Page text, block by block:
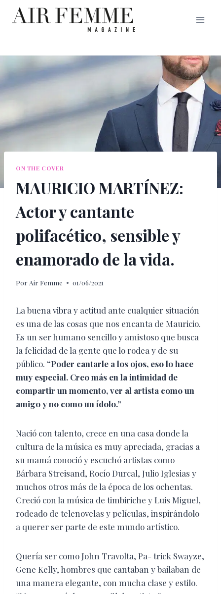
Saltar
ON THE COVER
MAURICIO MARTÍNEZ:
Actor y cantante
polifacético, sensible y
enamorado de la vida.
Por Air Femme 01/06/2021
La buena vibra y actitud ante cualquier situación
es una de las cosas que nos encanta de Mauricio.
Es un ser humano sencillo y amistoso que busca
la felicidad de la gente que lo rodea y de su
público. “Poder cantarle a los ojos, eso lo hace
muy especial. Creo más en la intimidad de
compartir un momento, ver al artista como un
amigo y no como un ídolo.”
Nació con talento, crece en una casa donde la
cultura de la música es muy apreciada, gracias a
su mamá conoció y escuchó artistas como
Bárbara Streisand, Rocío Durcal, Julio Iglesias y
muchos otros más de la época de los ochentas.
Creció con la música de timbiriche y Luis Miguel,
rodeado de telenovelas y películas, inspirándolo
a querer ser parte de este mundo artístico.
Quería ser como John Travolta, Pa- trick Swayze,
Gene Kelly, hombres que cantaban y bailaban de
una manera elegante, con mucha clase y estilo.